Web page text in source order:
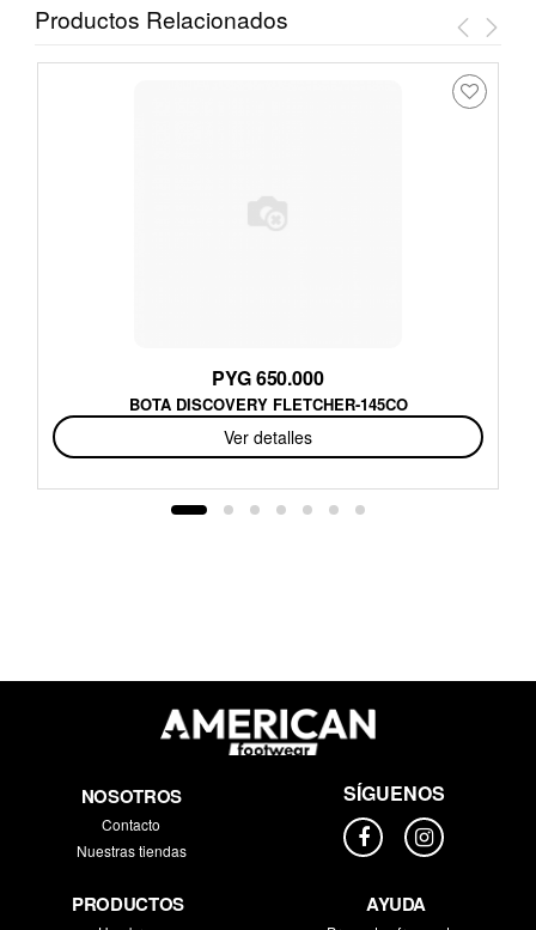
Productos Relacionados
PYG 650.000
BOTA DISCOVERY FLETCHER-145CO
Ver detalles
NOSOTROS
Contacto
Nuestras tiendas
SÍGUENOS
PRODUCTOS AYUDA